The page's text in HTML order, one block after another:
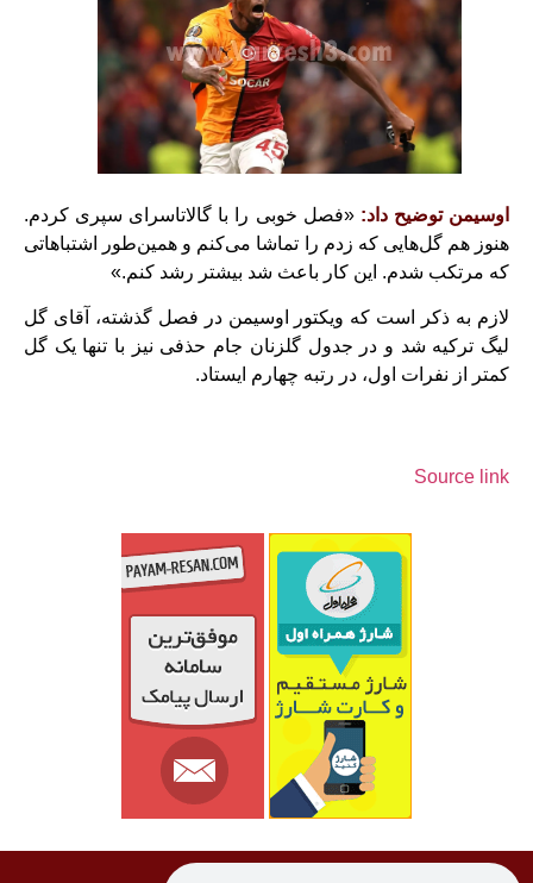
اوسیمن توضیح داد:«فصل خوبی را با گالاتاسرای سپری کردم.
هنوز هم گل‌هایی که زدم را تماشا می‌کنم و همین‌طور اشتباهاتی
که مرتکب شدم. این کار باعث شد بیشتر رشد کنم.»
لازم به ذکر است که ویکتور اوسیمن در فصل گذشته، آقای گل
لیگ ترکیه شد و در جدول گلزنان جام حذفی نیز با تنها یک گل
کمتر از نفرات اول، در رتبه چهارم ایستاد.
Source link